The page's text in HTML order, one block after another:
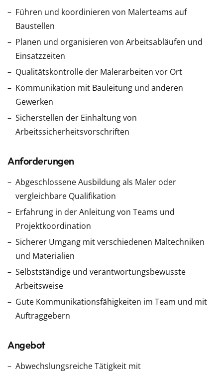
Führen und koordinieren von Malerteams auf
Baustellen
Planen und organisieren von Arbeitsabläufen und
Einsatzzeiten
Qualitätskontrolle der Malerarbeiten vor Ort
Kommunikation mit Bauleitung und anderen
Gewerken
Sicherstellen der Einhaltung von
Arbeitssicherheitsvorschriften
Anforderungen
Abgeschlossene Ausbildung als Maler oder
vergleichbare Qualifikation
Erfahrung in der Anleitung von Teams und
Projektkoordination
Sicherer Umgang mit verschiedenen Maltechniken
und Materialien
Selbstständige und verantwortungsbewusste
Arbeitsweise
Gute Kommunikationsfähigkeiten im Team und mit
Auftraggebern
Angebot
Abwechslungsreiche Tätigkeit mit